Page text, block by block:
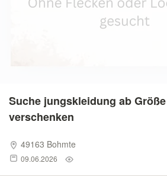
Suche jungskleidung ab
verschenken
49163 Bohmte
09.06.2026